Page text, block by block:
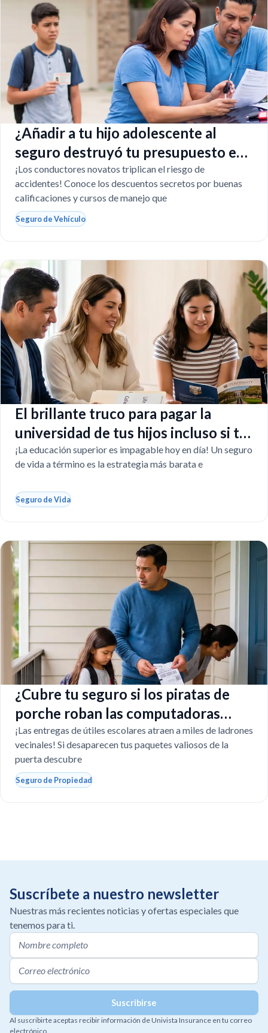
¿Añadir a tu hijo adolescente al
seguro destruyó tu presupuesto en
Texas?
¡Los conductores novatos triplican el riesgo de
accidentes! Conoce los descuentos secretos por buenas
calificaciones y cursos de manejo que
Seguro de Vehículo
El brillante truco para pagar la
universidad de tus hijos incluso si tú
faltas
¡La educación superior es impagable hoy en día! Un seguro
de vida a término es la estrategia más barata e
Seguro de Vida
¿Cubre tu seguro si los piratas de
porche roban las computadoras
escolares?
¡Las entregas de útiles escolares atraen a miles de ladrones
vecinales! Si desaparecen tus paquetes valiosos de la
puerta descubre
Seguro de Propiedad
Suscríbete a nuestro newsletter
Nuestras más recientes noticias y ofertas especiales que
tenemos para ti.
Al suscribirte aceptas recibir información de Univista Insurance en tu correo
electrónico.